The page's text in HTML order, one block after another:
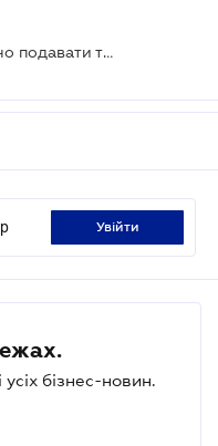
У Мін'юсті пояснили, коли потрібно подавати та підтверджувати відомості про бенефіціарів
увійти
бізнес-новин.